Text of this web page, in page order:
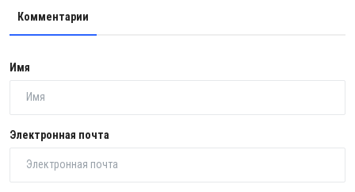
Комментарии
Имя
Электронная почта